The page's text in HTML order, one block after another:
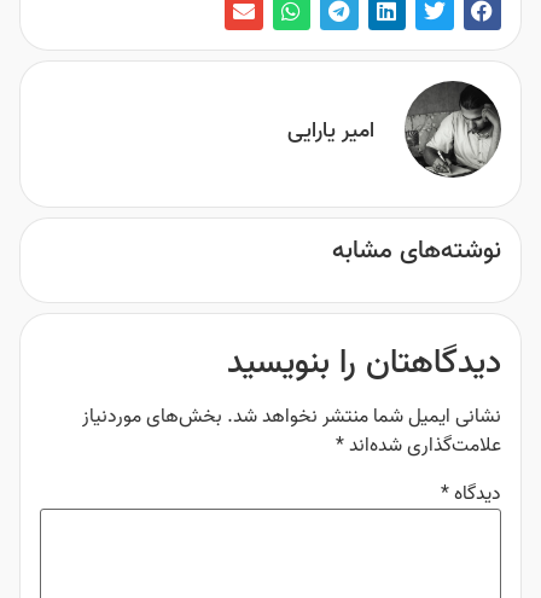
امیر یارایی
نوشته‌های مشابه
دیدگاهتان را بنویسید
نشانی ایمیل شما منتشر نخواهد شد. بخش‌های موردنیاز
علامت‌گذاری شده‌اند*
دیدگاه*